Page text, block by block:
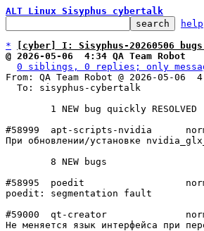
ALT Linux Sisyphus cybertalk
help
*
[cyber] I: Sisyphus-20260506
@ 2026-05-06  4:34 QA Team Robot
0 siblings, 0 replies; only
From: QA Team Robot @ 2026-05-06
#58999	apt-scripts-nvidia	normal  	FIXED
При обновлении/установке
#58995	poedit          	normal  	 ---
poedit: segmentation fault
#59000	qt-creator      	normal  	 ---
Не меняется язык интерфейса при